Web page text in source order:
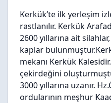
Kerkük’te ilk yerleşim
rastlanılır. Kerkük
2600 yıllarına ait
kaplar
mekanı Kerkük
çekirdeğini
3000 yıllarına uzanır.
ordularının meşhur